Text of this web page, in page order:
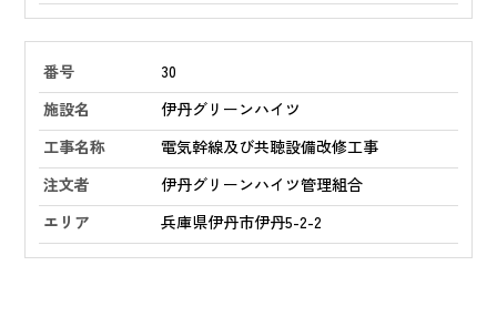
30
伊丹グリーンハイツ
電気幹線及び共聴設備改修工事
伊丹グリーンハイツ管理組合
兵庫県伊丹市伊丹5-2-2